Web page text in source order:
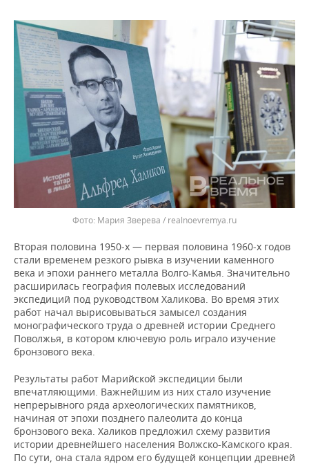
Мария Зверева / realnoevremya.ru
Вторая половина 1950-х — первая половина 1960-х годов
стали временем резкого рывка в изучении каменного
века и эпохи раннего металла Волго-Камья. Значительно
расширилась география полевых исследований
экспедиций под руководством Халикова. Во время этих
работ начал вырисовываться замысел создания
монографического труда о древней истории Среднего
Поволжья, в котором ключевую роль играло изучение
бронзового века.
Результаты работ Марийской экспедиции были
впечатляющими. Важнейшим из них стало изучение
непрерывного ряда археологических памятников,
начиная от эпохи позднего палеолита до конца
бронзового века. Халиков предложил схему развития
истории древнейшего населения Волжско-Камского края.
По сути, она стала ядром его будущей концепции древней